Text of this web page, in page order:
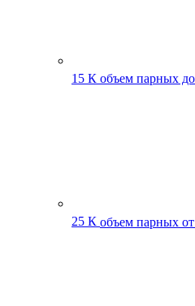
15 К объем парных
25 К объем парных